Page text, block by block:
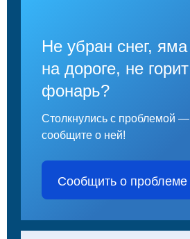
Не убран снег, яма
на дороге, не горит
фонарь?
Столкнулись с проблемой —
сообщите о ней!
Сообщить о проблеме